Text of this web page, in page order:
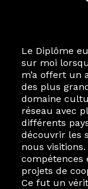
Le Diplôme
sur moi
m’a offert un
des plus
domaine
réseau avec
différents
découvrir les
nous
compétences
projets de
Ce fut un